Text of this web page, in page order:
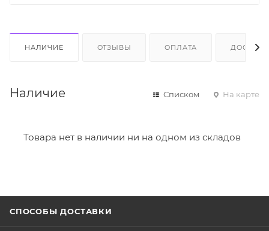
НАЛИЧИЕ ОТЗЫВЫ ОПЛАТА
Наличие Списком На карте
Товара нет в наличии ни на одном из складов
СПОСОБЫ ДОСТАВКИ